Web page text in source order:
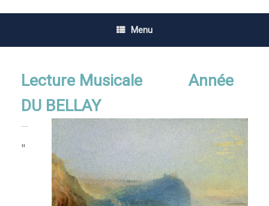
Menu
Lecture Musicale Année
DU BELLAY
"